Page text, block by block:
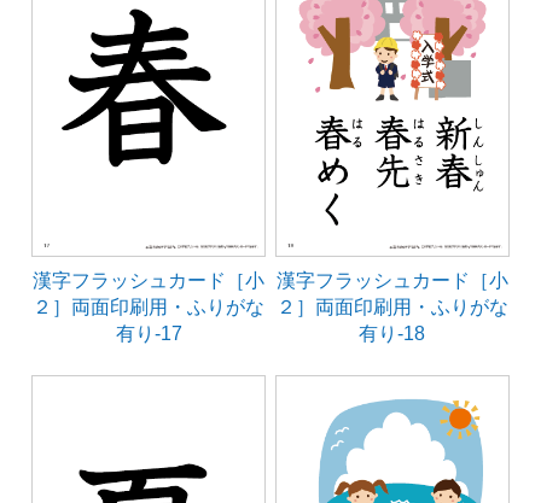
漢字フラッシュカード［小
２］両面印刷用・ふりがな
有り-17
漢字フラッシュカード［小
２］両面印刷用・ふりがな
有り-18